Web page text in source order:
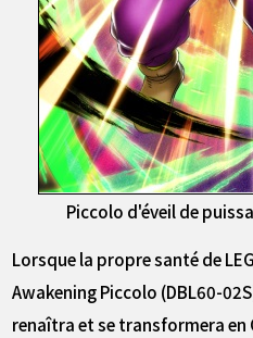
Piccolo d'éveil de
Lorsque la propre santé de
Awakening Piccolo (DBL60-
renaîtra et se transformera en